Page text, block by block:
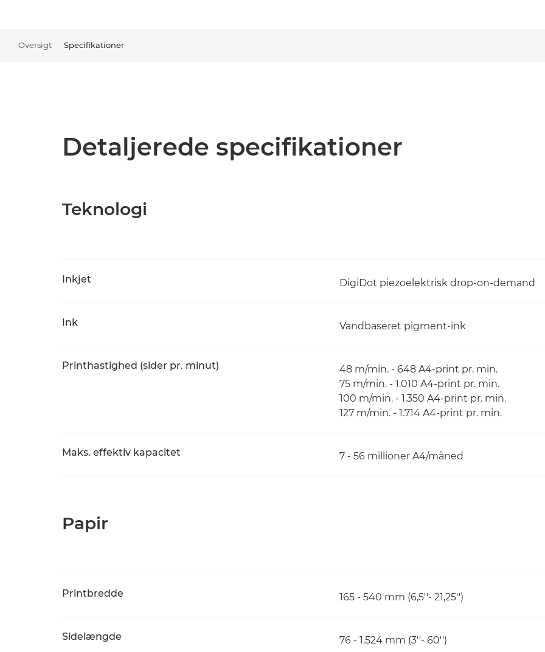
Oversigt Specifikationer
Detaljerede specifikationer
Teknologi
Inkjet DigiDot piezoelektrisk drop-on-demand
Ink Vandbaseret pigment-ink
Printhastighed (sider pr. minut)
48 m/min. - 648 A4-print pr. min.
75 m/min. - 1.010 A4-print pr. min.
100 m/min. - 1.350 A4-print pr. min.
127 m/min. - 1.714 A4-print pr. min.
Maks. effektiv kapacitet 7 - 56 millioner A4/måned
Papir
Printbredde 165 - 540 mm (6,5''- 21,25'')
Sidelængde 76 - 1.524 mm (3''- 60'')